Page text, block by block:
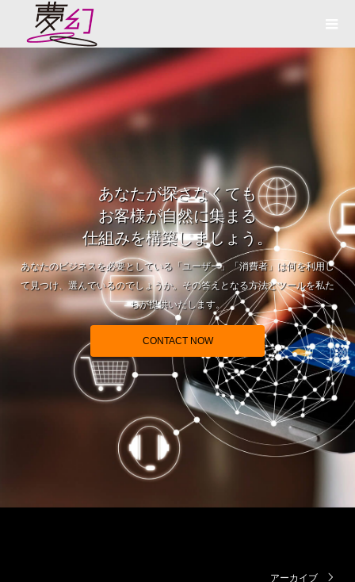
あなたが探さなくても
お客様が自然に集まる
仕組みを構築しましょう。
あなたのビジネスを必要としている「ユーザー」「消費者」は何を利用し
て見つけ、選んでいるのでしょうか。その答えとなる方法とツールを私た
ちが提供いたします。
CONTACT NOW
アーカイブ